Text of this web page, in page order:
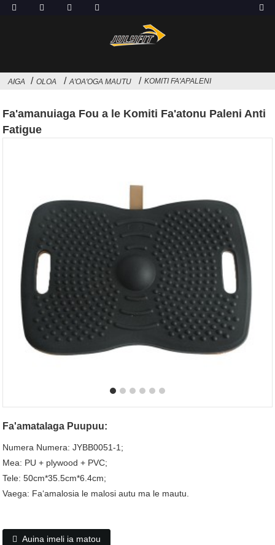
AIGA OLOA A'OA'OGA MAUTU KOMITI FA'APALENI
Fa'amanuiaga Fou a le Komiti Fa'atonu Paleni Anti
Fatigue
Fa'amatalaga Puupuu:
Numera Numera: JYBB0051-1;
Mea: PU + plywood + PVC;
Tele: 50cm*35.5cm*6.4cm;
Vaega: Faʻamalosia le malosi autu ma le mautu.
Auina imeli ia matou